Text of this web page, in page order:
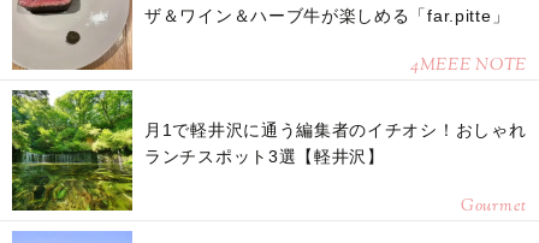
ザ＆ワイン＆ハーブ牛が楽しめる「far.pitte」
4MEEE NOTE
月1で軽井沢に通う編集者のイチオシ！おしゃれ
ランチスポット3選【軽井沢】
Gourmet